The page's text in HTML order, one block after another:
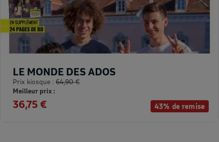
43% de remise
LE MONDE DES ADOS
Prix kiosque : 64,90 €
Meilleur prix :
36,75 €